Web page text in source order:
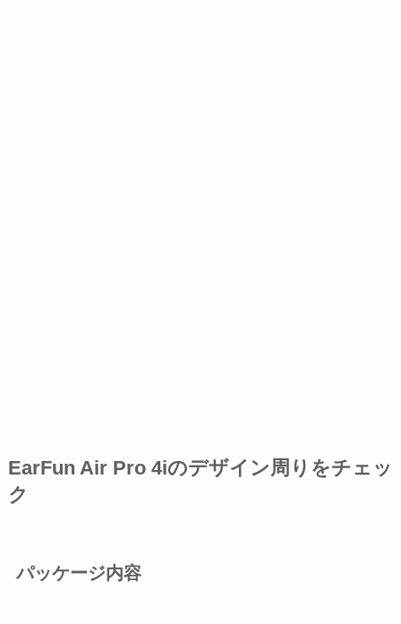
EarFun Air Pro 4iのデザイン周りをチェッ
ク
パッケージ内容